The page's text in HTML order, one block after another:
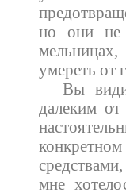
но они не
умереть от
Вы
далеким
мне